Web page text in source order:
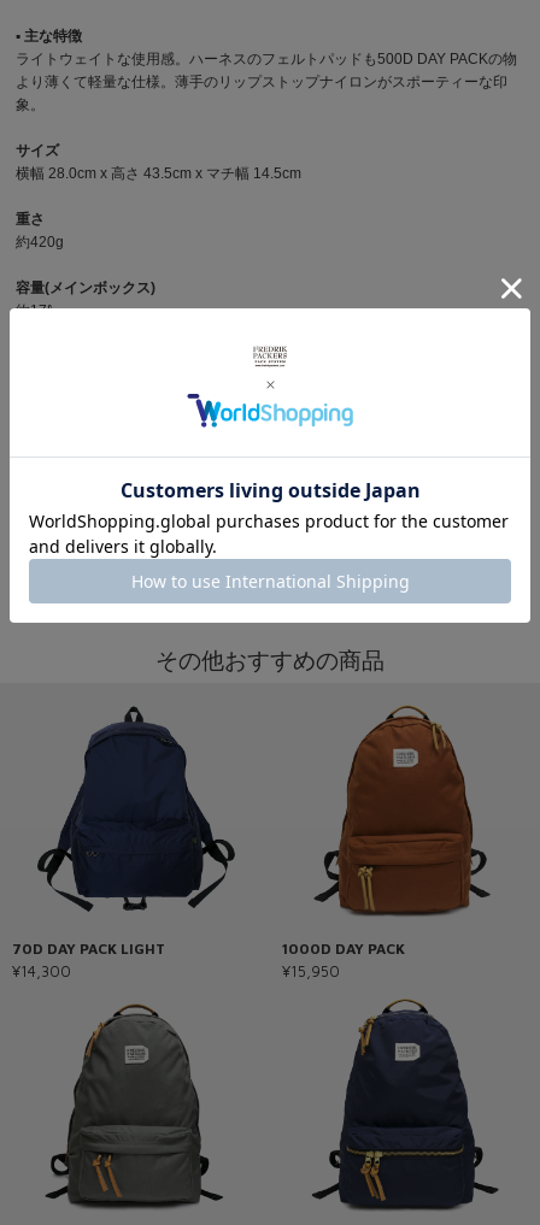
▪︎ 主な特徴
ライトウェイトな使用感。ハーネスのフェルトパッドも500D DAY PACKの物
より薄くて軽量な仕様。薄手のリップストップナイロンがスポーティーな印
象。
サイズ
横幅 28.0cm x 高さ 43.5cm x マチ幅 14.5cm
重さ
約420g
容量(メインボックス)
約17ℓ
商品写真を見る
※製品詳細画像は実際の商品とは違う画像を使用している場合もございますので、ご注意下さい
ますようお願いします。
その他おすすめの商品
70D DAY PACK LIGHT
¥14,300
1000D DAY PACK
¥15,950